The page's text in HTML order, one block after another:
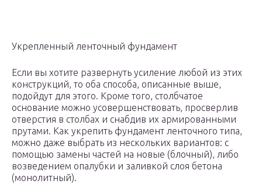
Укрепленный ленточный фундамент
Если вы хотите развернуть усиление любой из этих
конструкций, то оба способа, описанные выше,
подойдут для этого. Кроме того, столбчатое
основание можно усовершенствовать, просверлив
отверстия в столбах и снабдив их армированными
прутами. Как укрепить фундамент ленточного типа,
можно даже выбрать из нескольких вариантов: с
помощью замены частей на новые (блочный), либо
возведением опалубки и заливкой слоя бетона
(монолитный).